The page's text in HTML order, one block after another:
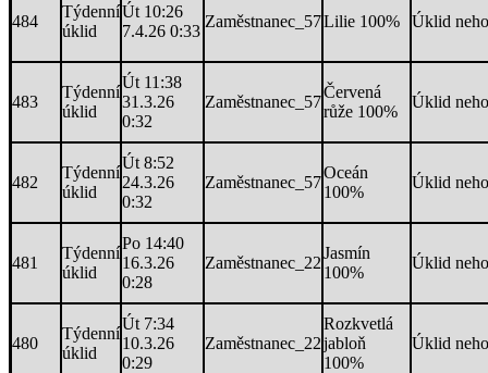
484
Týdenní
úklid
Út 10:26
7.4.26 0:33
Zaměstnanec_57Lilie 100% Úklid
483
Týdenní
úklid
Út 11:38
31.3.26
0:32
Zaměstnanec_57
Červená
růže 100%
Úklid
482
Týdenní
úklid
Út 8:52
24.3.26
0:32
Zaměstnanec_57
Oceán
100%
Úklid
481
Týdenní
úklid
Po 14:40
16.3.26
0:28
Zaměstnanec_22
Jasmín
100%
Úklid
480
Týdenní
úklid
Út 7:34
10.3.26
0:29
Zaměstnanec_22
Rozkvetlá
jabloň
100%
Úklid